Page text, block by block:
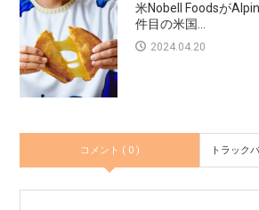
米Nobell Foodsが
件目の米国...
2024.04.20
コメント ( 0 ) トラック